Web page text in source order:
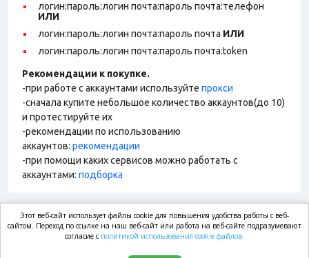
логин:пароль:логин почта:пароль почта:телефон
ИЛИ
логин:пароль:логин почта:пароль почта ИЛИ
логин:пароль:логин почта:пароль почта:token
Рекомендации к покупке.
-при работе с аккаунтами используйте прокси
-сначала купите небольшое количество аккаунтов(до 10)
и протестируйте их
-рекомендации по использованию
аккаунтов: рекомендации
-при помощи каких сервисов можно работать с
аккаунтами: подборка
market.com
Этот веб-сайт использует файлы cookie для повышения удобства работы с веб-
сайтом. Переход по ссылке на наш веб-сайт или работа на веб-сайте подразумевают
согласие с политикой использования cookie файлов.